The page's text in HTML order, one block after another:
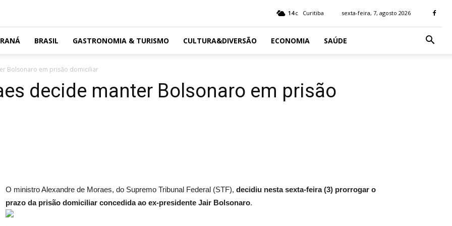
14 C Curitiba sexta-feira, 7, agosto 2026
BRASIL GASTRONOMIA & TURISMO CULTURA&DIVERSÃO ECONOMIA SAÚDE
Bolsonaro em prisão domiciliar
decide manter Bolsonaro em prisão
O ministro Alexandre de Moraes, do Supremo Tribunal Federal (STF), decidiu nesta sexta-feira (3) prorrogar o
prazo da prisão domiciliar concedida ao ex-presidente Jair Bolsonaro.